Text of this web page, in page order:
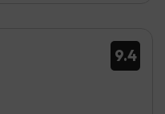
9.4